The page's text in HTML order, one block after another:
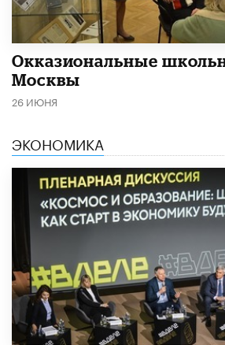
​Окказиональные
Москвы
26 ИЮНЯ
ЭКОНОМИКА